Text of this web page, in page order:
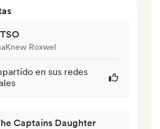
Roxwel
en sus redes
Captains Daughter